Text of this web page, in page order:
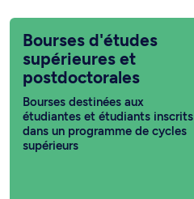
Bourses d'études
supérieures et
postdoctorales
Bourses destinées aux
étudiantes et étudiants inscrits
dans un programme de cycles
supérieurs